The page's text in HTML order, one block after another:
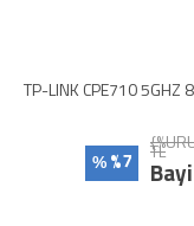
TP-LINK CPE710 5GHZ
% %7 TL